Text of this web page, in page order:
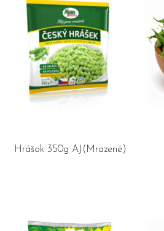
Hrášok 350g AJ(Mrazené)